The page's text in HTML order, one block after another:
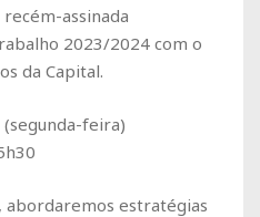
assinada
2023/2024 com o
da Capital.
feira)
estratégias